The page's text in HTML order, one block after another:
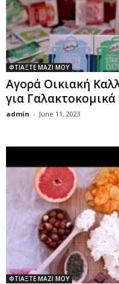
ΦΤΙΑΞΤΕ ΜΑΖΙ ΜΟΥ
Αγορά Οικιακή
για
admin - June 11, 2023
ΦΤΙΑΞΤΕ ΜΑΖΙ ΜΟΥ